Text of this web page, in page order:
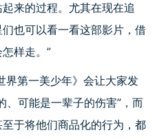
来的过程。尤其在现在追
也可以看一看这部影片，借
样走。”
界第一美少年》会让大家发
、可能是一辈子的伤害”，而
于将他们商品化的行为，都